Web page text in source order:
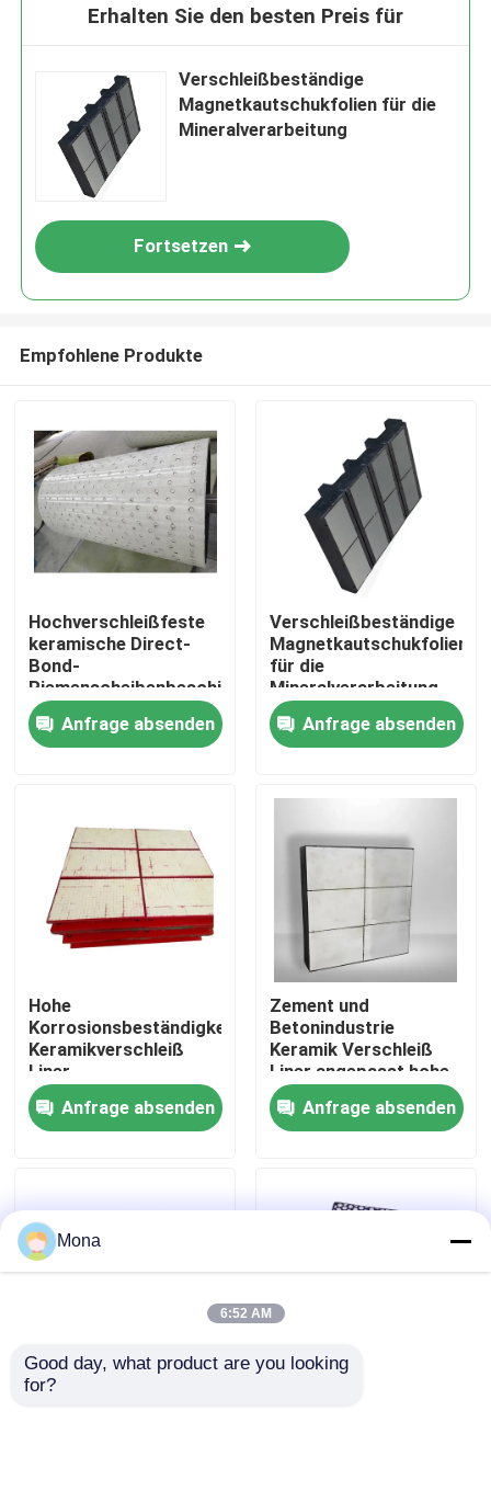
Startseite
Produkte
Videos
Über uns
Fabrik Tour
Kontakt
Erhalten Sie den besten Preis für
Verschleißbeständige
Magnetkautschukfolien für die
Mineralverarbeitung
Fortsetzen
Empfohlene Produkte
Hochverschleißfeste
keramische Direct-
Bond-
Riemenscheibenbeschichtung
Anfrage absenden
Verschleißbeständige
Magnetkautschukfolien
für die
Mineralverarbeitung
Anfrage absenden
Hohe
Korrosionsbeständigkeit
Keramikverschleiß
Liner
Abrasionsbeständig
Anfrage absenden
Zement und
Betonindustrie
Keramik Verschleiß
Liner angepasst hohe
Stoßfestigkeit
Anfrage absenden
Rechteck-
Mona
6:52 AM
Good day, what product are you looking
for?